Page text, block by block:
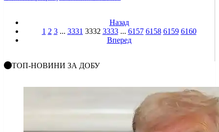
Назад
1 2 3 ... 3331 3332 3333 ... 6157 6158 6159 6160
Вперед
ТОП-НОВИНИ ЗА ДОБУ